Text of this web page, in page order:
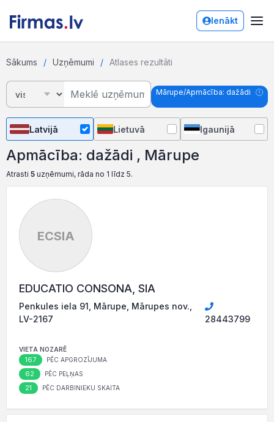
Ienākt
Sākums Uzņēmumi Atlases rezultāti
Mārupe/Apmācība: dažādi
Latvijā Lietuvā Igaunijā
Apmācība: dažādi , Mārupe
Atrasti 5 uzņēmumi, rāda no 1 līdz 5.
ECSIA
EDUCATIO CONSONA, SIA
Penkules iela 91, Mārupe, Mārupes nov.,
LV-2167
28443799
VIETA NOZARĒ
167 PĒC APGROZĪJUMA
62 PĒC PEĻŅAS
21 PĒC DARBINIEKU SKAITA